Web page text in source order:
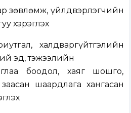
зөвлөмж, үйлдвэрлэгчийн
хэрэглэх
халдваргүйтгэлийн
эд, тэжээлийн
боодол, хаяг шошго,
шаардлага хангасан